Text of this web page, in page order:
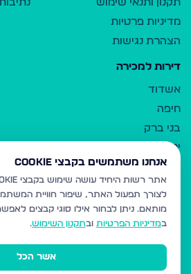
תקנון ותנאי שימוש
מדיניות פרטיות
הצהרת נגישות
דירות למכירה
אשדוד
חיפה
בני ברק
ירושלים
אלעד
גבעת זאב
בית שמש
רכסים
מודיעין עילית
אנחנו משתמשים בקבצי Cookie
לצורך תפעול האתר, שיפור חוויית
מותאם. ניתן לבחור אילו סוגי קבצים
במדיניות הפרטיות ובתקנון השימוש.
אשר הכל